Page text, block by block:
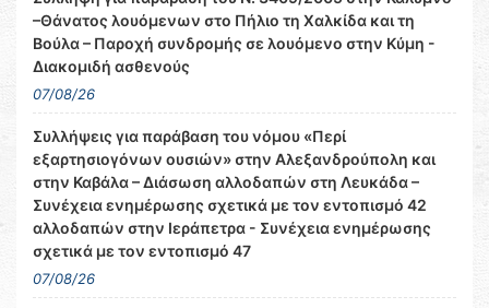
–Θάνατος λουόμενων στο Πήλιο τη Χαλκίδα και τη
Βούλα – Παροχή συνδρομής σε λουόμενο στην Κύμη -
Διακομιδή ασθενούς
07/08/26
Συλλήψεις για παράβαση του νόμου «Περί
εξαρτησιογόνων ουσιών» στην Αλεξανδρούπολη και
στην Καβάλα – Διάσωση αλλοδαπών στη Λευκάδα –
Συνέχεια ενημέρωσης σχετικά με τον εντοπισμό 42
αλλοδαπών στην Ιεράπετρα - Συνέχεια ενημέρωσης
σχετικά με τον εντοπισμό 47
07/08/26